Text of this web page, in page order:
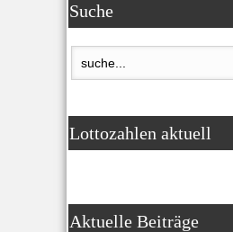
Suche
Lottozahlen aktuell
Aktuelle Beiträge